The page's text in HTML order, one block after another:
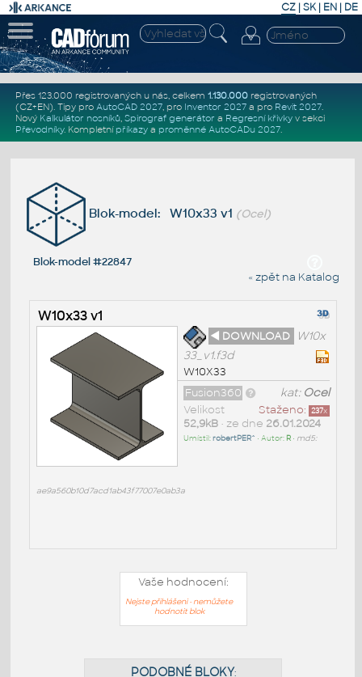
CZ | SK| EN | DE
Přes 123.000 registrovaných u nás, celkem 1.130.000registrovaných
(CZ+EN). Tipy pro AutoCAD 2027, pro Inventor 2027a pro Revit 2027.
Nový Kalkulátor nosníků, Spirograf generátor a Regresní křivkyv sekci
Převodníky. Kompletní příkazya proměnné AutoCADu 2027.
Blok-model: W10x33 v1 (Ocel)
Blok-model #22847
« zpět na Katalog
W10x33 v1
◄ DOWNLOAD
W10x
33_v1.f3d
W10X33
kat: Ocel
Fusion360
Staženo: 237x
Velikost
52,9kB• ze dne 26.01.2024
Umístil:robertPER^ • Autor: R• md5:
ae9a560b10d7acd1ab43f77007e0ab3a
Vaše hodnocení:
Nejste přihlášeni - nemůžete
hodnotit blok